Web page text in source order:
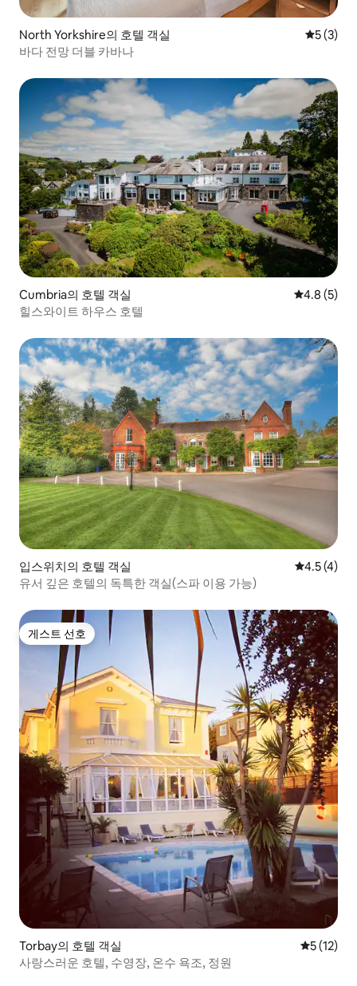
North Yorkshire의 호텔 객실 평점 5점
5 (3)
바다 전망 더블 카바나
Cumbria의 호텔 객실 평점 4.8점
4.8 (5)
힐스와이트 하우스 호텔
입스위치의 호텔 객실 평점 4.5점
4.5 (4)
유서 깊은 호텔의 독특한 객실(스파 이용 가능)
게스트 선호
게스트 선호
Torbay의 호텔 객실 평점 5점
5 (12)
사랑스러운 호텔, 수영장, 온수 욕조, 정원